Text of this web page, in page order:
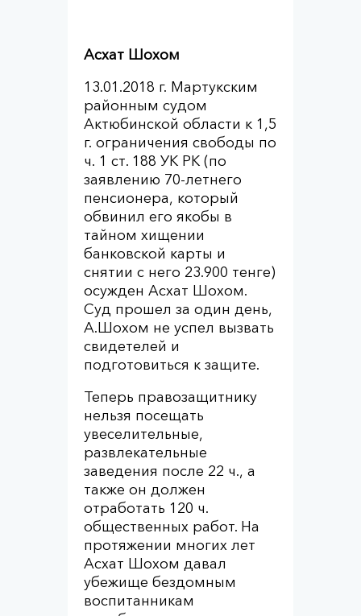
Асхат Шохом
13.01.2018 г. Мартукским
районным судом
Актюбинской области к 1,5
г. ограничения свободы по
ч. 1 ст. 188 УК РК (по
заявлению 70-летнего
пенсионера, который
обвинил его якобы в
тайном хищении
банковской карты и
снятии с него 23.900 тенге)
осужден Асхат Шохом.
Суд прошел за один день,
А.Шохом не успел вызвать
свидетелей и
подготовиться к защите.
Теперь правозащитнику
нельзя посещать
увеселительные,
развлекательные
заведения после 22 ч., а
также он должен
отработать 120 ч.
общественных работ. На
протяжении многих лет
Асхат Шохом давал
убежище бездомным
воспитанникам